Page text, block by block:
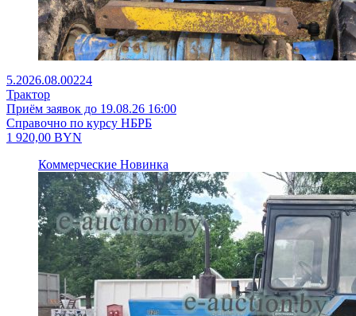
5.2026.08.00224
Трактор
Приём заявок до 19.08.26 16:00
Справочно по курсу НБРБ
1 920,00 BYN
Коммерческие Новинка